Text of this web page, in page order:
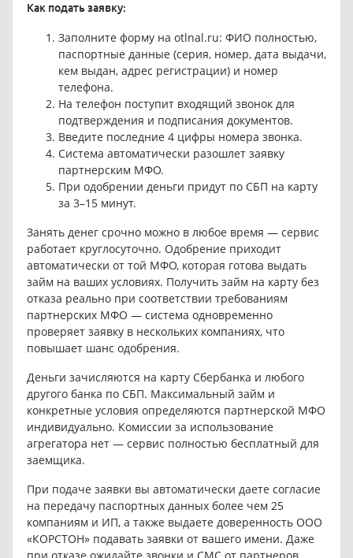
Как подать заявку:
Заполните форму на otlnal.ru: ФИО полностью,
паспортные данные (серия, номер, дата выдачи,
кем выдан, адрес регистрации) и номер
телефона.
На телефон поступит входящий звонок для
подтверждения и подписания документов.
Введите последние 4 цифры номера звонка.
Система автоматически разошлет заявку
партнерским МФО.
При одобрении деньги придут по СБП на карту
за 3–15 минут.
Занять денег срочно можно в любое время — сервис
работает круглосуточно. Одобрение приходит
автоматически от той МФО, которая готова выдать
займ на ваших условиях. Получить займ на карту без
отказа реально при соответствии требованиям
партнерских МФО — система одновременно
проверяет заявку в нескольких компаниях, что
повышает шанс одобрения.
Деньги зачисляются на карту Сбербанка и любого
другого банка по СБП. Максимальный займ и
конкретные условия определяются партнерской МФО
индивидуально. Комиссии за использование
агрегатора нет — сервис полностью бесплатный для
заемщика.
При подаче заявки вы автоматически даете согласие
на передачу паспортных данных более чем 25
компаниям и ИП, а также выдаете доверенность ООО
«КОРСТОН» подавать заявки от вашего имени. Даже
при отказе ожидайте звонки и СМС от партнеров.